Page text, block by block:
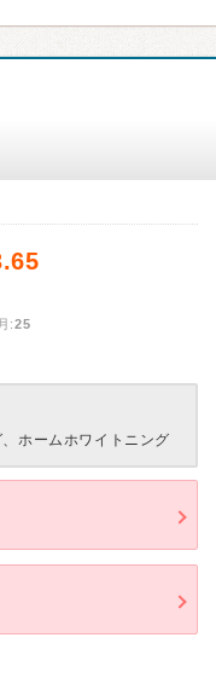
:25
ホームホワイトニング